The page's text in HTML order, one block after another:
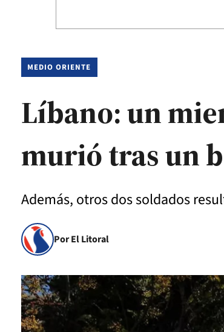
MEDIO ORIENTE
Líbano: un
murió tras un
Además, otros dos soldados
Por El Litoral